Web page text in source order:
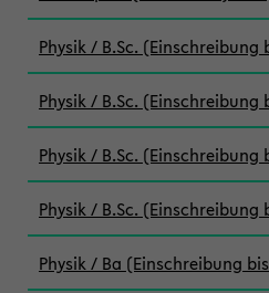
Physik / B.Sc. (Einschreibung
Physik / B.Sc. (Einschreibung
Physik / B.Sc. (Einschreibung
Physik / B.Sc. (Einschreibung
Physik / Ba (Einschreibung bis